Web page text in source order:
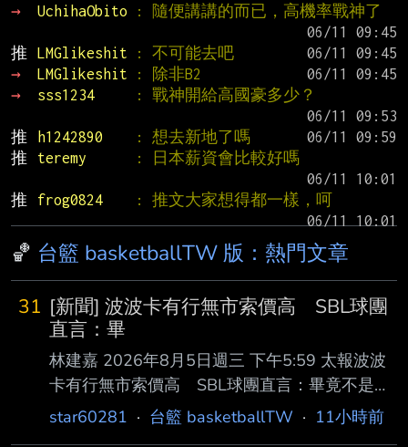
→
UchihaObito
: 隨便講講的而已，高機率戰神了
推
LMGlikeshit : 不可能去吧
→
LMGlikeshit : 除非B2
→
sss1234
: 戰神開給高國豪多少？
推
h1242890 : 想去新地了嗎
推
teremy
: 日本薪資會比較好嗎
推
frog0824
: 推文大家想得都一樣，呵
🏀 台籃 basketballTW 版：熱門文章
31 [新聞] 波波卡有行無市索價高 SBL球團
直言：畢
林建嘉 2026年8月5日週三 下午5:59 太報波波
卡有行無市索價高 SBL球團直言：畢竟不是洋
將 林建嘉 2026年8月5日週三 來自政治大學的
star60281 · 台籃 basketballTW · 11小時前